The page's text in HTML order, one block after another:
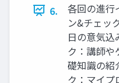
6.
各回の進行
ン&チェッ
日の意気込
ク：講師や
礎知識の紹
ク：マイプ